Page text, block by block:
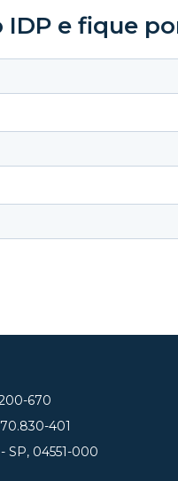
e fique
670
401
SP, 04551-000